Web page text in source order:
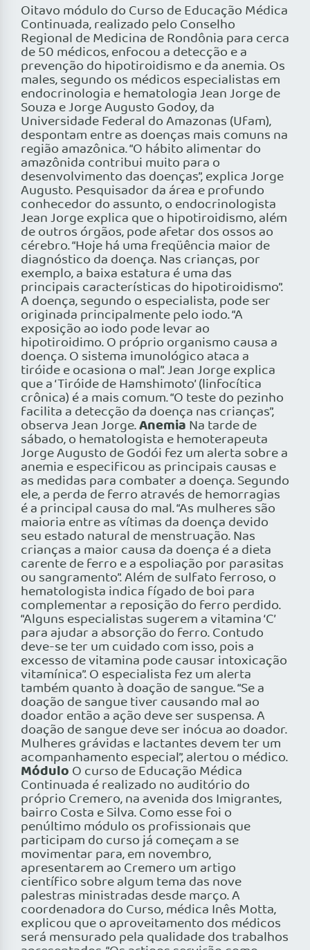
Oitavo módulo do Curso de Educação Médica
Continuada, realizado pelo Conselho
Regional de Medicina de Rondônia para cerca
de 50 médicos, enfocou a detecção e a
prevenção do hipotiroidismo e da anemia. Os
males, segundo os médicos especialistas em
endocrinologia e hematologia Jean Jorge de
Souza e Jorge Augusto Godoy, da
Universidade Federal do Amazonas (Ufam),
despontam entre as doenças mais comuns na
região amazônica. “O hábito alimentar do
amazônida contribui muito para o
desenvolvimento das doenças”, explica Jorge
Augusto. Pesquisador da área e profundo
conhecedor do assunto, o endocrinologista
Jean Jorge explica que o hipotiroidismo, além
de outros órgãos, pode afetar dos ossos ao
cérebro. “Hoje há uma freqüência maior de
diagnóstico da doença. Nas crianças, por
exemplo, a baixa estatura é uma das
principais características do hipotiroidismo”.
A doença, segundo o especialista, pode ser
originada principalmente pelo iodo. “A
exposição ao iodo pode levar ao
hipotiroidimo. O próprio organismo causa a
doença. O sistema imunológico ataca a
tiróide e ocasiona o mal”. Jean Jorge explica
que a ‘Tiróide de Hamshimoto’ (linfocítica
crônica) é a mais comum. “O teste do pezinho
facilita a detecção da doença nas crianças”,
observa Jean Jorge.Anemia Na tarde de
sábado, o hematologista e hemoterapeuta
Jorge Augusto de Godói fez um alerta sobre a
anemia e especificou as principais causas e
as medidas para combater a doença. Segundo
ele, a perda de ferro através de hemorragias
é a principal causa do mal. “As mulheres são
maioria entre as vítimas da doença devido
seu estado natural de menstruação. Nas
crianças a maior causa da doença é a dieta
carente de ferro e a espoliação por parasitas
ou sangramento”. Além de sulfato ferroso, o
hematologista indica fígado de boi para
complementar a reposição do ferro perdido.
“Alguns especialistas sugerem a vitamina ‘C’
para ajudar a absorção do ferro. Contudo
deve-se ter um cuidado com isso, pois a
excesso de vitamina pode causar intoxicação
vitamínica”. O especialista fez um alerta
também quanto à doação de sangue. “Se a
doação de sangue tiver causando mal ao
doador então a ação deve ser suspensa. A
doação de sangue deve ser inócua ao doador.
Mulheres grávidas e lactantes devem ter um
acompanhamento especial”, alertou o médico.
Módulo O curso de Educação Médica
Continuada é realizado no auditório do
próprio Cremero, na avenida dos Imigrantes,
bairro Costa e Silva. Como esse foi o
penúltimo módulo os profissionais que
participam do curso já começam a se
movimentar para, em novembro,
apresentarem ao Cremero um artigo
científico sobre algum tema das nove
palestras ministradas desde março. A
coordenadora do Curso, médica Inês Motta,
explicou que o aproveitamento dos médicos
será mensurado pela qualidade dos trabalhos